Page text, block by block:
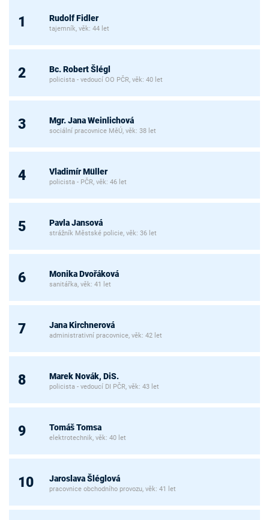
1 Rudolf Fidler
tajemník, věk: 44 let
2 Bc. Robert Šlégl
policista - vedoucí OO PČR, věk: 40 let
3 Mgr. Jana Weinlichová
sociální pracovnice MěÚ, věk: 38 let
4 Vladimír Müller
policista - PČR, věk: 46 let
5 Pavla Jansová
strážník Městské policie, věk: 36 let
6 Monika Dvořáková
sanitářka, věk: 41 let
7 Jana Kirchnerová
administrativní pracovnice, věk: 42 let
8 Marek Novák, DiS.
policista - vedoucí DI PČR, věk: 43 let
9 Tomáš Tomsa
elektrotechnik, věk: 40 let
10 Jaroslava Šléglová
pracovnice obchodního provozu, věk: 41 let